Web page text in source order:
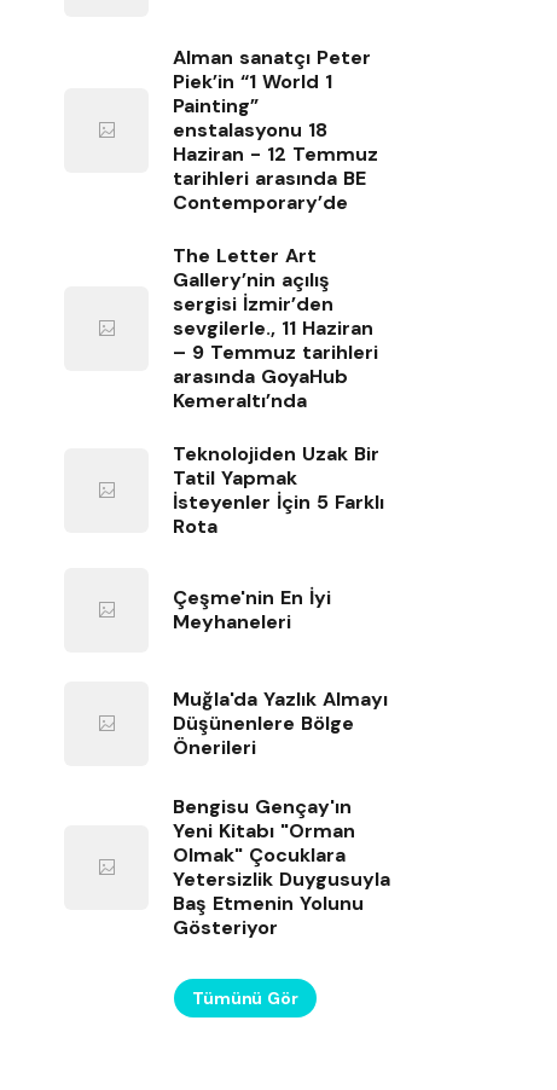
Alman sanatçı Peter
Piek’in “1 World 1
Painting”
enstalasyonu 18
Haziran - 12 Temmuz
tarihleri arasında BE
Contemporary’de
The Letter Art
Gallery’nin açılış
sergisi İzmir’den
sevgilerle., 11 Haziran
– 9 Temmuz tarihleri
arasında GoyaHub
Kemeraltı’nda
Teknolojiden Uzak Bir
Tatil Yapmak
İsteyenler İçin 5 Farklı
Rota
Çeşme'nin En İyi
Meyhaneleri
Muğla'da Yazlık Almayı
Düşünenlere Bölge
Önerileri
Bengisu Gençay'ın
Yeni Kitabı "Orman
Olmak" Çocuklara
Yetersizlik Duygusuyla
Baş Etmenin Yolunu
Gösteriyor
Tümünü Gör